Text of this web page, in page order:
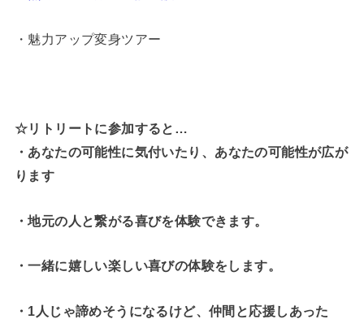
・魅力アップ変身ツアー
☆リトリートに参加すると…
・ あなたの可能性に気付いたり、あなたの可能性が広が
ります
・地元の人と繋がる喜びを体験できます。
・一緒に嬉しい楽しい喜びの体験をします。
・1人じゃ諦めそうになるけど、仲間と応援しあった